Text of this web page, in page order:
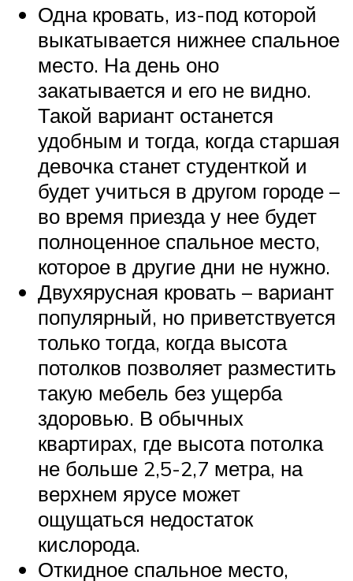
Одна кровать, из-под которой
выкатывается нижнее спальное
место. На день оно
закатывается и его не видно.
Такой вариант останется
удобным и тогда, когда старшая
девочка станет студенткой и
будет учиться в другом городе –
во время приезда у нее будет
полноценное спальное место,
которое в другие дни не нужно.
Двухярусная кровать – вариант
популярный, но приветствуется
только тогда, когда высота
потолков позволяет разместить
такую мебель без ущерба
здоровью. В обычных
квартирах, где высота потолка
не больше 2,5-2,7 метра, на
верхнем ярусе может
ощущаться недостаток
кислорода.
Откидное спальное место,